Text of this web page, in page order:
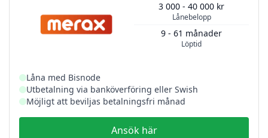
Lånebelopp
3 000 - 40 000 kr
Löptid
9 - 61 månader
Låna med Bisnode
Utbetalning via banköverföring eller Swish
Möjligt att beviljas betalningsfri månad
Ansök här